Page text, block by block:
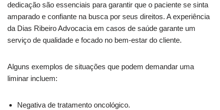
dedicação são essenciais para garantir que o paciente se sinta
amparado e confiante na busca por seus direitos. A experiência
da Dias Ribeiro Advocacia em casos de saúde garante um
serviço de qualidade e focado no bem-estar do cliente.
Alguns exemplos de situações que podem demandar uma
liminar incluem:
Negativa de tratamento oncológico.